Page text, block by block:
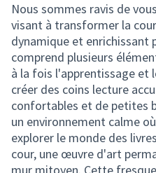
Nous sommes ravis de
visant à transformer la
dynamique et enrichissant
comprend plusieurs
à la fois l'apprentissage et
créer des coins lecture
confortables et de petites
un environnement calme
explorer le monde des
cour, une œuvre d'art